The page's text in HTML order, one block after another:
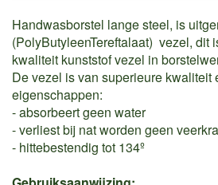
Handwasborstel lange steel, is
(PolyButyleenTereftalaat) vezel, dit
kwaliteit kunststof vezel in
De vezel is van superieure kwaliteit
eigenschappen:
- absorbeert geen water
- verliest bij nat worden geen
- hittebestendig tot 134º